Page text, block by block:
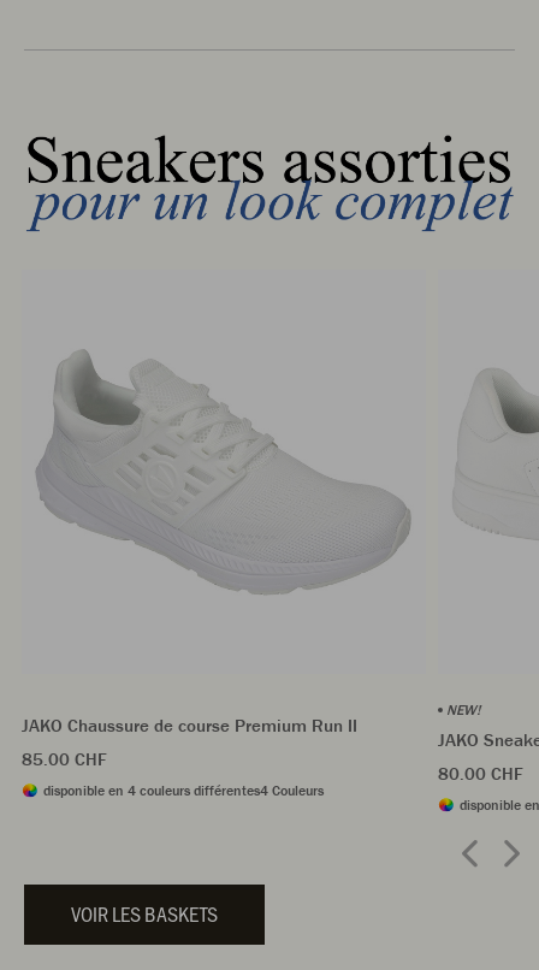
JAKO Chaussure de course Premium Run II
85.00 CHF
disponible en 4 couleurs différentes4 Couleurs
NEW!
JAKO
80.00 CHF
disponible
VOIR LES BASKETS